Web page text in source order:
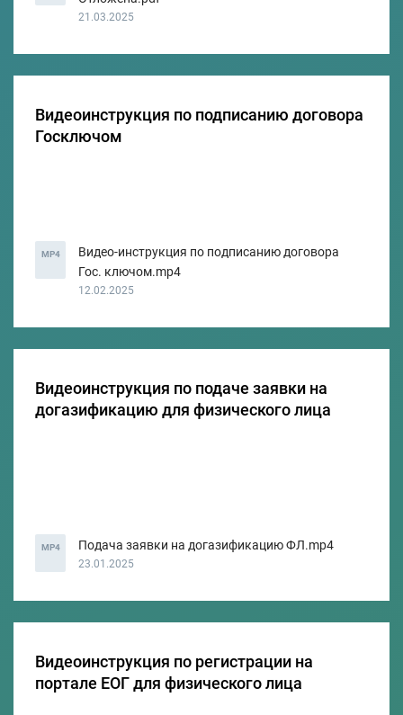
21.03.2025
Видеоинструкция по подписанию договора
Госключом
MP4
Видео-инструкция по подписанию договора
Гос. ключом.mp4
12.02.2025
Видеоинструкция по подаче заявки на
догазификацию для физического лица
MP4 Подача заявки на догазификацию ФЛ.mp4
23.01.2025
Видеоинструкция по регистрации на
портале ЕОГ для физического лица